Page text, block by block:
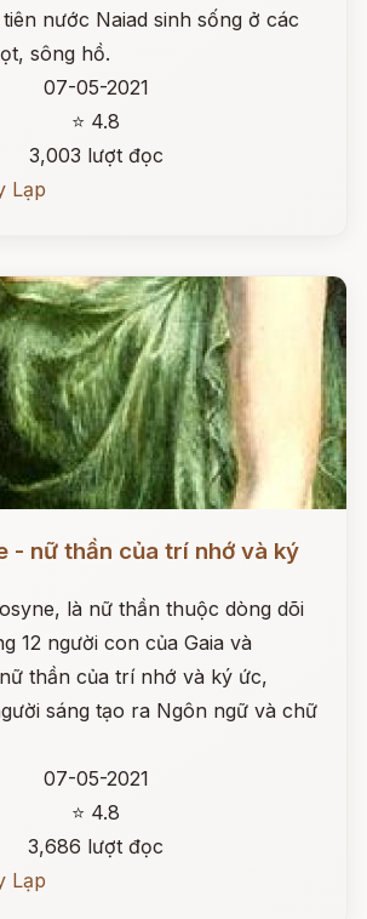
nước Naiad sinh sống ở các
sông hồ.
07-05-2021
⭐ 4.8
3,003 lượt đọc
Lạp
- nữ thần của trí nhớ và ký
là nữ thần thuộc dòng dõi
12 người con của Gaia và
thần của trí nhớ và ký ức,
sáng tạo ra Ngôn ngữ và chữ
07-05-2021
⭐ 4.8
3,686 lượt đọc
Lạp